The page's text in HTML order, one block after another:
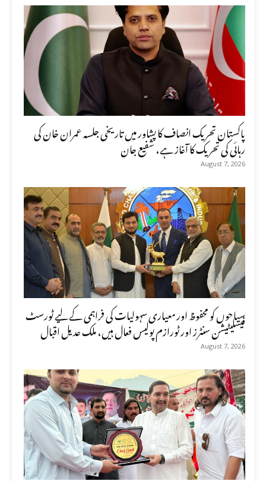
پاکستان تحریک انصاف کا پشاور میں تاریخی جلسہ عمران خان کی
رہائی کی تحریک کا آغاز ہے، شفیع جان
August 7, 2026
سیاحوں کو محفوظ اور معیاری سہولیات کی فراہمی کے لیے ٹورسٹ
فیسلیٹیشن سنٹرز اور ٹورازم پولیس فعال ہیں، ملک عدیل اقبال
August 7, 2026